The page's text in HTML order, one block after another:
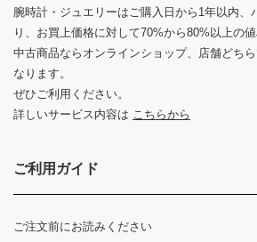
腕時計・ジュエリーはご購入日から1年以内、
り、お買上価格に対して70%から80%以上の値
中古商品ならオンラインショップ、店舗どち
なります。
ぜひご利用ください。
詳しいサービス内容は こちらから
ご利用ガイド
ご注文前にお読みください